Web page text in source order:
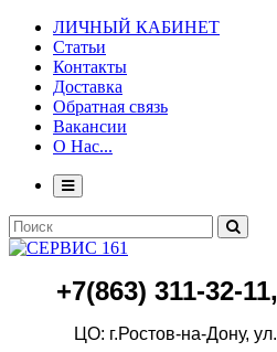
ЛИЧНЫЙ КАБИНЕТ
Статьи
Контакты
Доставка
Обратная связь
Вакансии
О Нас...
+7(863) 311-32-
ЦО: г.Ростов-на-Дону,